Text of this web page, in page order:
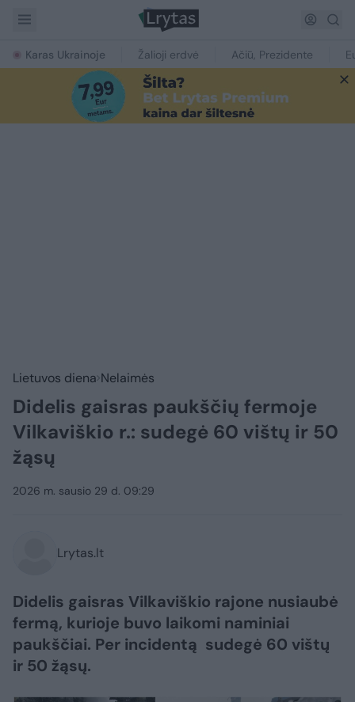
Karas Ukrainoje Žalioji erdvė Ačiū, Prezidente
Lietuvos diena Nelaimės
Didelis gaisras paukščių fermoje
Vilkaviškio r.: sudegė 60 vištų ir 50
žąsų
2026 m. sausio 29 d. 09:29
Lrytas.lt
Didelis gaisras Vilkaviškio rajone nusiaubė
fermą, kurioje buvo laikomi naminiai
paukščiai. Per incidentą sudegė 60 vištų
ir 50 žąsų.